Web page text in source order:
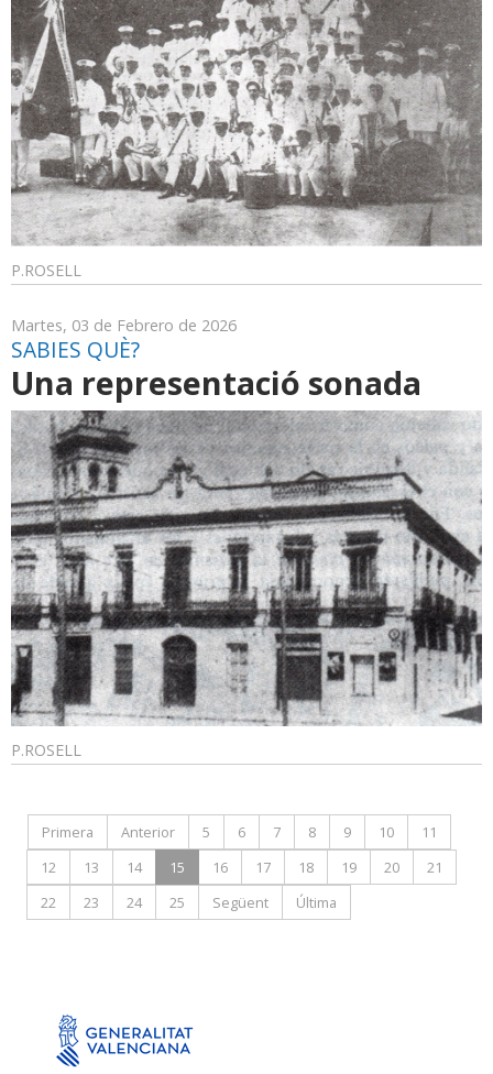
P.ROSELL
Martes, 03 de Febrero de 2026
SABIES QUÈ?
Una representació sonada
P.ROSELL
Primera Anterior 5 6 7 8 9 10
11
12
13 14 15 16 17 18 19 20
21
22
23 24 25 Següent Última